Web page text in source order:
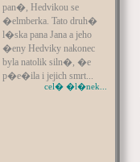
pan�, Hedvikou se
�elmberka. Tato druh�
l�ska pana Jana a jeho
�eny Hedviky nakonec
byla natolik siln�, �e
p�e�ila i jejich smrt...
cel� �l�nek...